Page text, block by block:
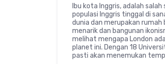
Ibu kota Inggris, adalah
populasi Inggris tinggal di
dunia dan merupakan rumah
menarik dan bangunan
melihat mengapa London
planet ini. Dengan 18
pasti akan menemukan